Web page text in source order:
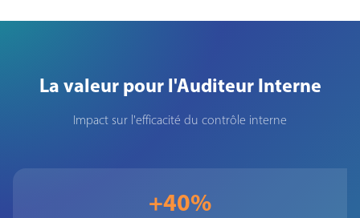
La valeur pour l'Auditeur Interne
Impact sur l'efficacité du contrôle interne
+40%